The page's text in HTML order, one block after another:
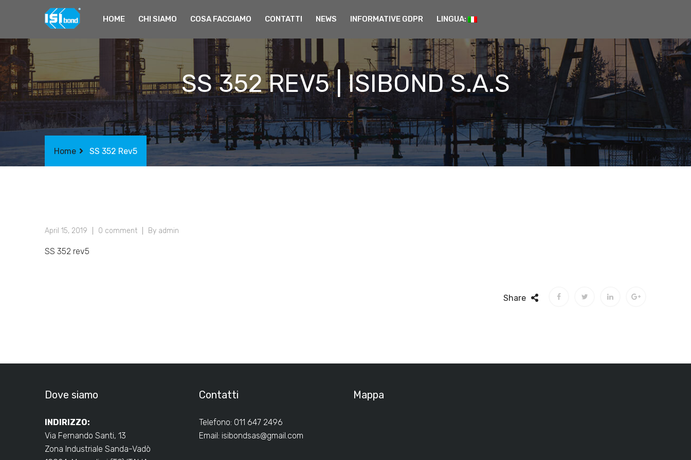
HOME CHI SIAMO COSA FACCIAMO CONTATTI NEWS INFORMATIVE GDPR LINGUA:
SS 352 REV5 | ISIBOND S.A.S
Home SS 352 Rev5
April 15, 2019 0 comment By admin
SS 352 rev5
Share
Dove siamo
INDIRIZZO:
Via Fernando Santi, 13
Zona Industriale Sanda-Vadò
Contatti
Telefono: 011 647 2496
Email: isibondsas@gmail.com
Mappa